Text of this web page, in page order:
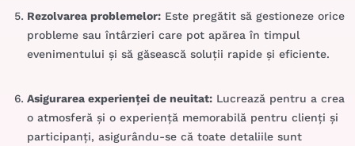
Rezolvarea problemelor: Este pregătit să gestioneze orice
probleme sau întârzieri care pot apărea în timpul
evenimentului și să găsească soluții rapide și eficiente.
Asigurarea experienței de neuitat: Lucrează pentru a crea
o atmosferă și o experiență memorabilă pentru clienți și
participanți, asigurându-se că toate detaliile sunt